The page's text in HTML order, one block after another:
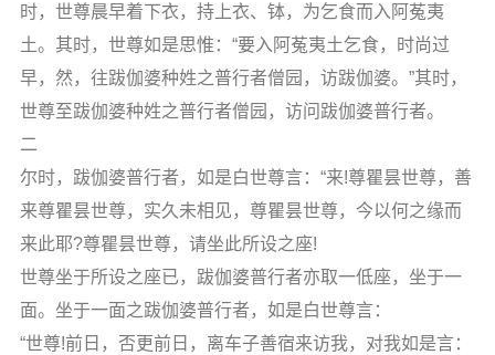
时，世尊晨早着下衣，持上衣、钵，为乞食而入阿菟夷
土。其时，世尊如是思惟：“要入阿菟夷土乞食，时尚过
早，然，往跋伽婆种姓之普行者僧园，访跋伽婆。”其时，
世尊至跋伽婆种姓之普行者僧园，访问跋伽婆普行者。
二
尔时，跋伽婆普行者，如是白世尊言：“来!尊瞿昙世尊，善
来尊瞿昙世尊，实久未相见，尊瞿昙世尊，今以何之缘而
来此耶?尊瞿昙世尊，请坐此所设之座!
世尊坐于所设之座已，跋伽婆普行者亦取一低座，坐于一
面。坐于一面之跋伽婆普行者，如是白世尊言：
“世尊!前日，否更前日，离车子善宿来访我，对我如是言：